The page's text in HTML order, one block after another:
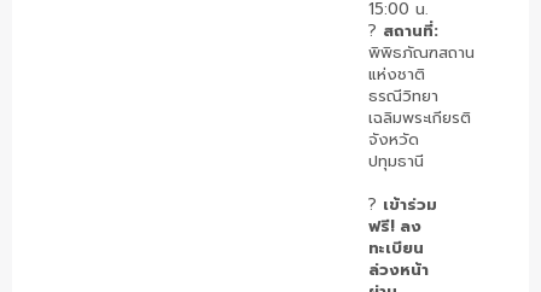
15:00 น.
? สถานที่:
พิพิธภัณฑสถาน
แห่งชาติ
ธรณีวิทยา
เฉลิมพระเกียรติ
จังหวัด
ปทุมธานี
?️ เข้าร่วม
ฟรี! ลง
ทะเบียน
ล่วงหน้า